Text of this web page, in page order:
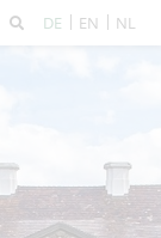
DE EN NL